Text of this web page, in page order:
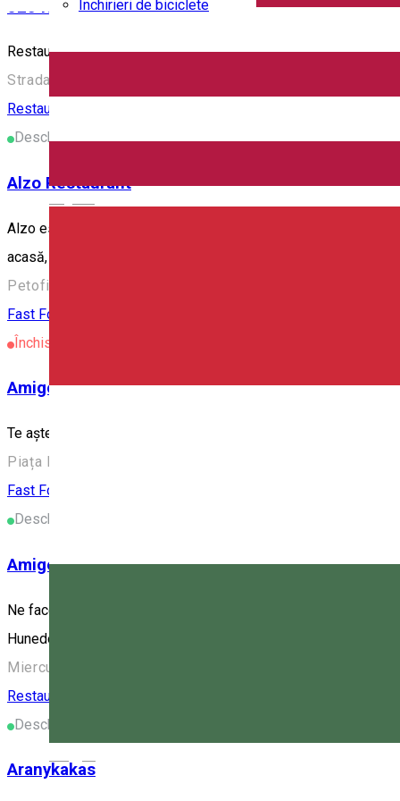
Închirieri de biciclete
523 Restaurant & Bar
Restaurant și bar în Odorheiu Secuiesc. Comandă prin aplicația
Strada Petőfi Sándor 15, Odorheiu Secuiesc 535600,
Restaurant
Deschis
Alzo Restaurant
Alzo este spațiul în care îmbinăm experiența comunitară cu
acasă, sunt foarte importante. Comandă prin aplicația Hamm
Petofi Sandor 16, Miercurea-Ciuc, Romania, 530210
Fast Food
Închis
Amigo Penge Chill & Food
Te așteptăm într-un loc fain cu salate cu ingrediente din
Piața Majláth Gusztáv Károly 4, Miercurea Ciuc 530003,
Fast Food
Deschis
Amigo Penge Chill & Food 2
Ne face plăcere să vă anunțăm că am deschis al doilea
Hunedoara nr. 26). Vizitați-ne în orice zi a săptămânii între
Miercurea Ciuc, Romania
Restaurant
Deschis
Aranykakas